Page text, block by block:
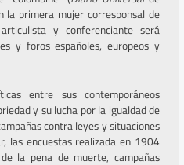
primera mujer corresponsal de
y conferenciante será
y foros españoles, europeos y
entre sus contemporáneos
y su lucha por la igualdad de
contra leyes y situaciones
las encuestas realizada en 1904
la pena de muerte, campañas